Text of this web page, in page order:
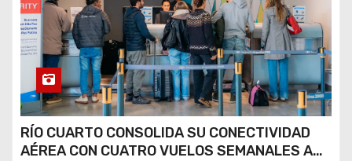
RÍO CUARTO CONSOLIDA SU CONECTIVIDAD
AÉREA CON CUATRO VUELOS SEMANALES A